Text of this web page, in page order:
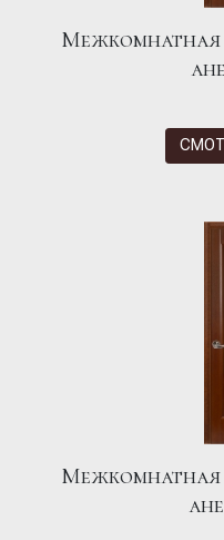
Межкомнатная
Межкомнатная